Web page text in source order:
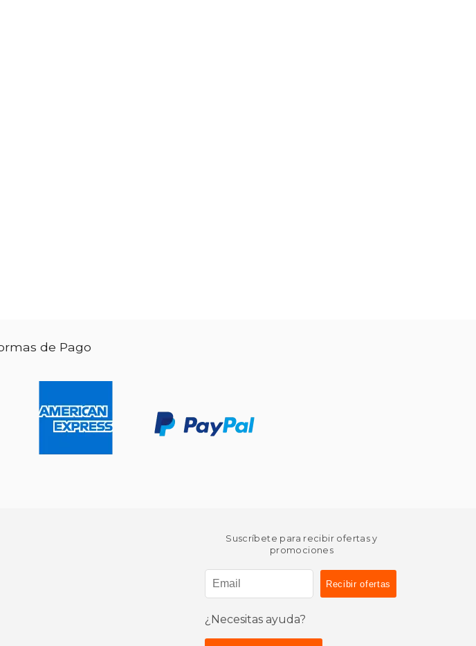
de Pago
Suscríbete para recibir ofertas y
promociones
¿Necesitas ayuda?